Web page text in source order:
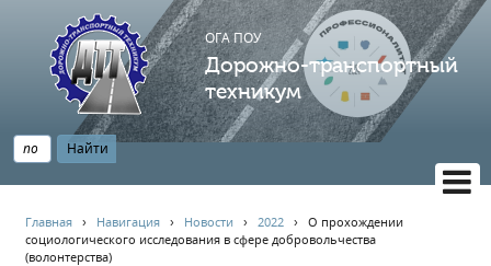
ОГА ПОУ
Дорожно-транспортный
техникум
НАВИГАЦИЯ
Главная › Навигация › Новости ›2022 ›О прохождении
социологического исследования в сфере добровольчества
(волонтерства)